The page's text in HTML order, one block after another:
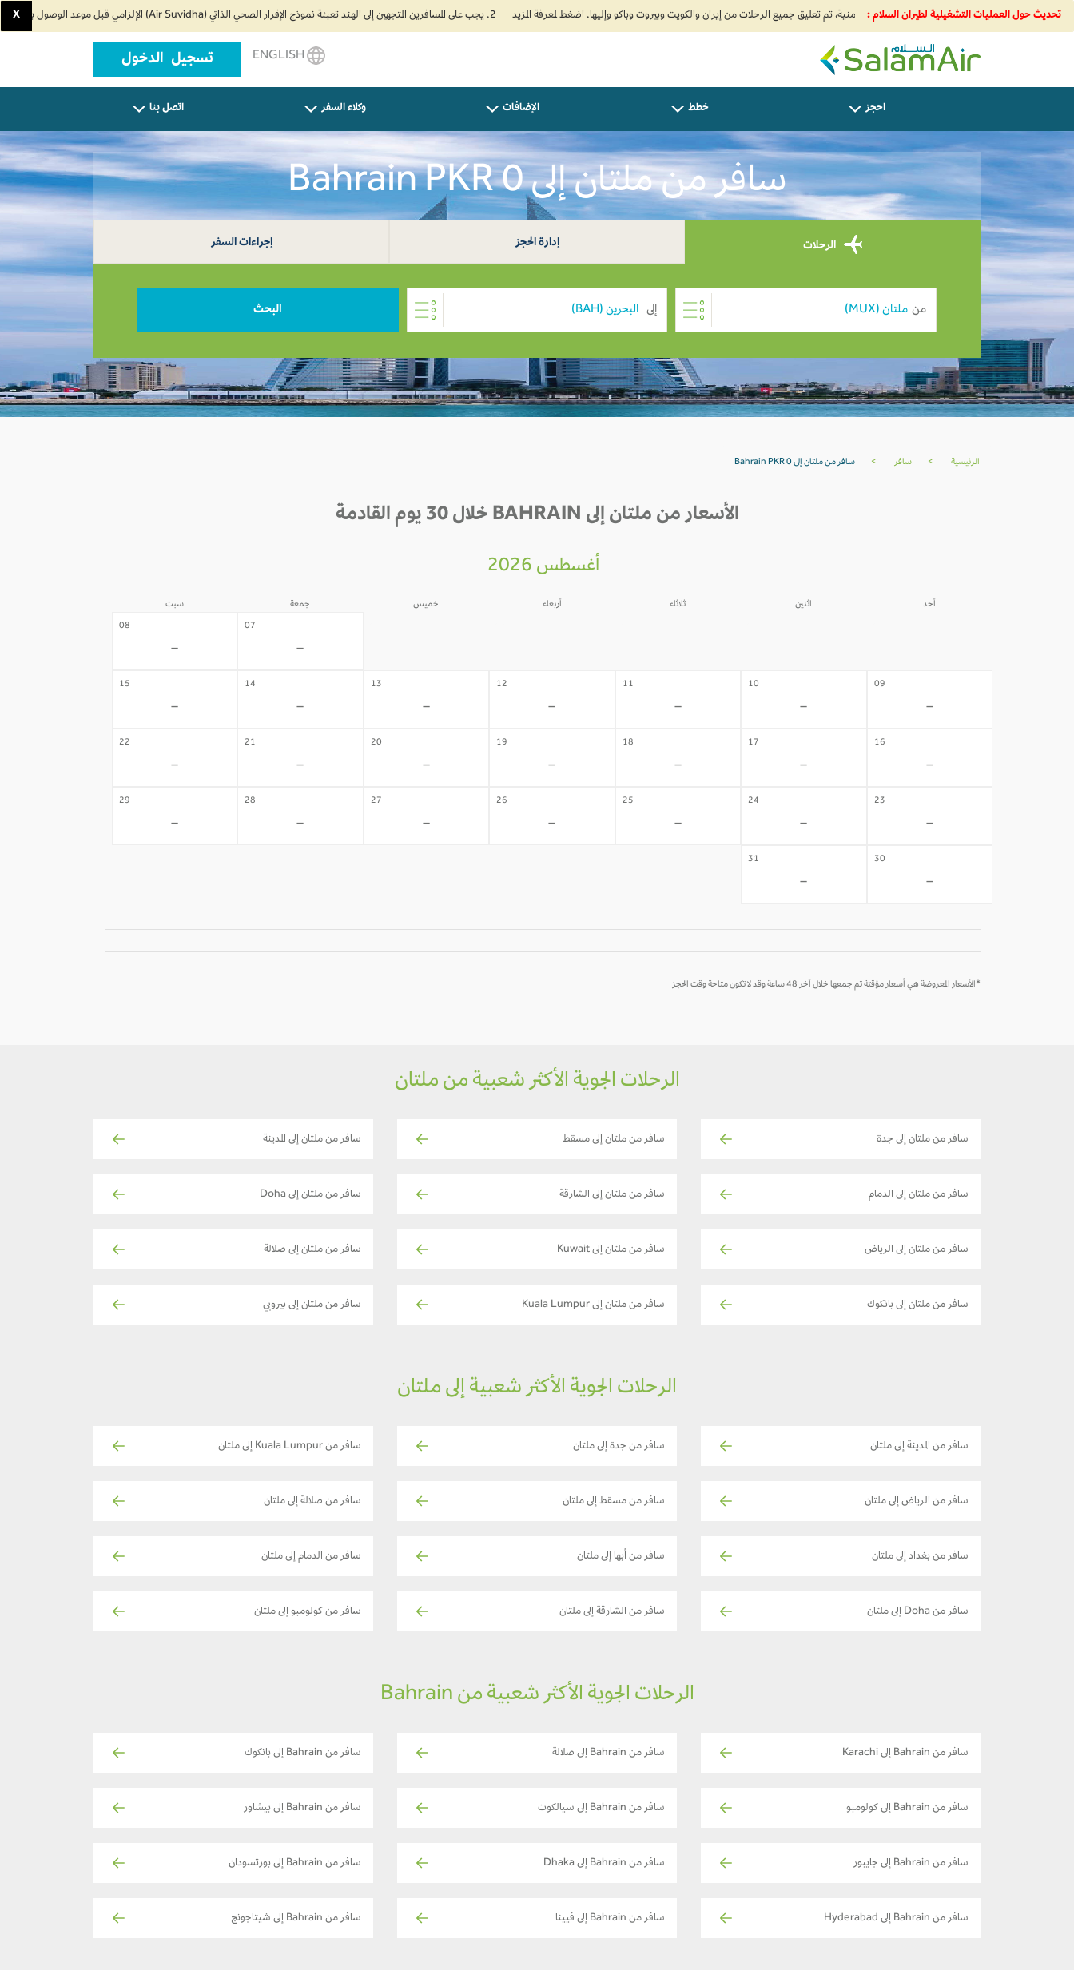
تحديث حول العمليات التشغيلية لطيران السلام : 2. يجب على المسافرين المتجهين إلى الهند تعبئة نموذج الإقرار الصحي الذاتي (Air Suvidha) الإلزامي قبل موعد الوصول بـ 24 ساعة على الأقل. اضغط هنا للدخول إلى بوابة Air Suvidha. X
SalamAir
تسجيل الدخول
احجز خطط الإضافات وكلاء السفر اتصل بنا
سافر من ملتان إلى Bahrain PKR 0
الرحلات إدارة الحجز إجراءات السفر
من إلى البحث
الرئيسية > سافر > سافر من ملتان إلى Bahrain PKR 0
الأسعار من ملتان إلى BAHRAIN خلال 30 يوم القادمة
أغسطس 2026
أحد اثنين ثلاثاء أربعاء خميس جمعة سبت
07
-
08
-
09
-
10
-
11
-
12
-
13
-
14
-
15
-
16
-
17
-
18
-
19
-
20
-
21
-
22
-
23
-
24
-
25
-
26
-
27
-
28
-
29
-
30
-
31
-
*الأسعار المعروضة هي أسعار مؤقتة تم جمعها خلال آخر 48 ساعة وقد لا تكون متاحة وقت الحجز
الرحلات الجوية الأكثر شعبية من ملتان
سافر من ملتان إلى جدة سافر من ملتان إلى مسقط سافر من ملتان إلى المدينة
سافر من ملتان إلى الدمام سافر من ملتان إلى الشارقة سافر من ملتان إلى Doha
سافر من ملتان إلى الرياض سافر من ملتان إلى Kuwait سافر من ملتان إلى صلالة
سافر من ملتان إلى بانكوك سافر من ملتان إلى Kuala Lumpur سافر من ملتان إلى نيروبي
الرحلات الجوية الأكثر شعبية إلى ملتان
سافر من المدينة إلى ملتان سافر من جدة إلى ملتان سافر من Kuala Lumpur إلى ملتان
سافر من الرياض إلى ملتان سافر من مسقط إلى ملتان سافر من صلالة إلى ملتان
سافر من بغداد إلى ملتان سافر من أبها إلى ملتان سافر من الدمام إلى ملتان
سافر من Doha إلى ملتان سافر من الشارقة إلى ملتان سافر من كولومبو إلى ملتان
الرحلات الجوية الأكثر شعبية من Bahrain
سافر من Bahrain إلى Karachi سافر من Bahrain إلى صلالة سافر من Bahrain إلى بانكوك
سافر من Bahrain إلى كولومبو سافر من Bahrain إلى سيالكوت سافر من Bahrain إلى بيشاور
سافر من Bahrain إلى جايبور سافر من Bahrain إلى Dhaka سافر من Bahrain إلى بورتسودان
سافر من Bahrain إلى Hyderabad سافر من Bahrain إلى فيينا سافر من Bahrain إلى شيتاجونج